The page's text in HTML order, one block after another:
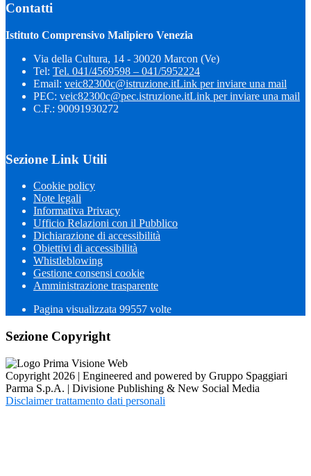
Contatti
Istituto Comprensivo Malipiero Venezia
Via della Cultura, 14 - 30020 Marcon (Ve)
Tel: Tel. 041/4569598 – 041/5952224
Email: veic82300c@istruzione.itLink per inviare una mail
PEC: veic82300c@pec.istruzione.itLink per inviare una mail
C.F.: 90091930272
Sezione Link Utili
Cookie policy
Note legali
Informativa Privacy
Ufficio Relazioni con il Pubblico
Dichiarazione di accessibilità
Obiettivi di accessibilità
Whistleblowing
Gestione consensi cookie
Amministrazione trasparente
Pagina visualizzata 99557 volte
Sezione Copyright
Copyright 2026 | Engineered and powered by Gruppo Spaggiari
Parma S.p.A. | Divisione Publishing & New Social Media
Disclaimer trattamento dati personali